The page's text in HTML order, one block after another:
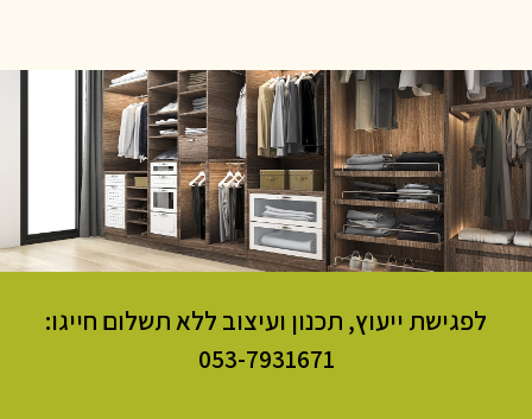
לפגישת ייעוץ, תכנון ועיצוב ללא תשלום חייגו:
053-7931671​